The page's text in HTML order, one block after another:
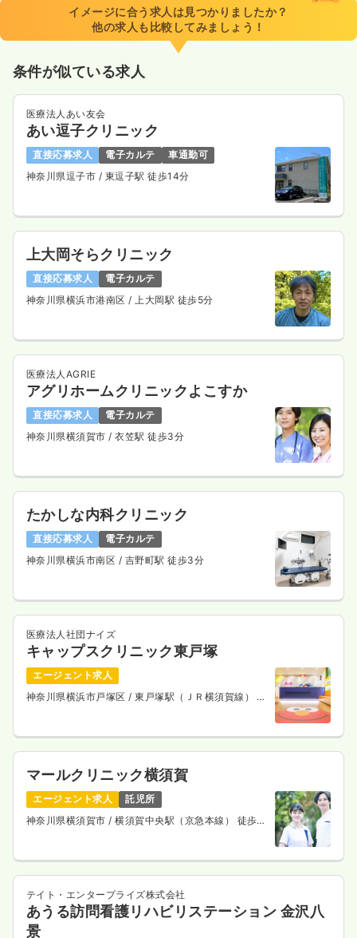
8:30～17:30（休憩60分）
土日祝休み
年間休日120日 月給35万円以上可
気になる
病棟正看護師 / 管理職 一般病院
一時募集休止
給与 550〜600万円/年
気になる 詳細を見る
外来正・准看護師
日勤のみ（常勤） 一時募集休止
給与 27.0万円/月 賞与2回
4週8休以上
ブランク可 月給27万円以上可
気になる
一時募集休止
給与 27.1万円〜/月 賞与2回
※経験4年の例
時間 8:30～17:30 （休憩60分）
日祝休み
年間休日120日
ブランク可
月給28万円以上可
詳細を見る
日勤のみ（パート）
給与 1,650
気になる
イメージに合う求人は見つかりましたか？
他の求人も比較してみましょう！
条件が似ている求人
医療法人あい友会
あい逗子クリニック
直接応募求人 電子カルテ
車通勤可
神奈川県逗子市 / 東逗子駅 徒歩14分
上大岡そらクリニック
直接応募求人
電子カルテ
神奈川県横浜市港南区 / 上大岡駅 徒歩5分
医療法人AGRIE
アグリホームクリニックよこすか
直接応募求人
電子カルテ
神奈川県横須賀市 / 衣笠駅 徒歩3分
たかしな内科クリニック
直接応募求人
電子カルテ
神奈川県横浜市南区 / 吉野町駅 徒歩3分
医療法人社団ナイズ
キャップスクリニック東戸塚
エージェント求人
神奈川県横浜市戸塚区 / 東戸塚駅（ＪＲ横須賀線） 徒
マールクリニック横須賀
エージェント求人
託児所
神奈川県横須賀市 / 横須賀中央駅（京急本線） 徒歩5
テイト・エンタープライズ株式会社
あうる訪問看護リハビリステーション 金沢八
景